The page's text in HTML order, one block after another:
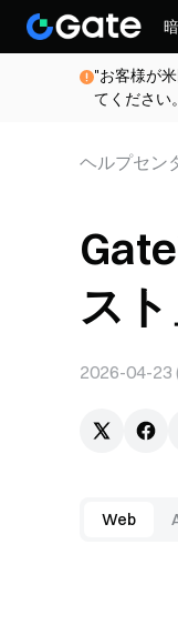
"お客様が
てください
ヘルプセン
ス
2026-04-23
Web